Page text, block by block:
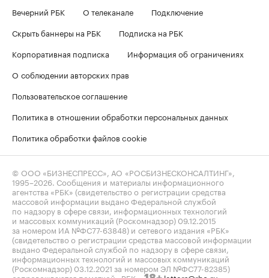
Вечерний РБК
О телеканале
Подключение
Скрыть баннеры на РБК
Подписка на РБК
Корпоративная подписка
Информация об ограничениях
О соблюдении авторских прав
Пользовательское соглашение
Политика в отношении обработки персональных данных
Политика обработки файлов cookie
© ООО «БИЗНЕСПРЕСС», АО «РОСБИЗНЕСКОНСАЛТИНГ»,
1995–2026 . Сообщения и материалы информационного
агентства «РБК» (свидетельство о регистрации средства
массовой информации выдано Федеральной службой
по надзору в сфере связи, информационных технологий
и массовых коммуникаций (Роскомнадзор) 09.12.2015
за номером ИА №ФС77-63848) и сетевого издания «РБК»
(свидетельство о регистрации средства массовой информации
выдано Федеральной службой по надзору в сфере связи,
информационных технологий и массовых коммуникаций
(Роскомнадзор) 03.12.2021 за номером ЭЛ №ФС77-82385)